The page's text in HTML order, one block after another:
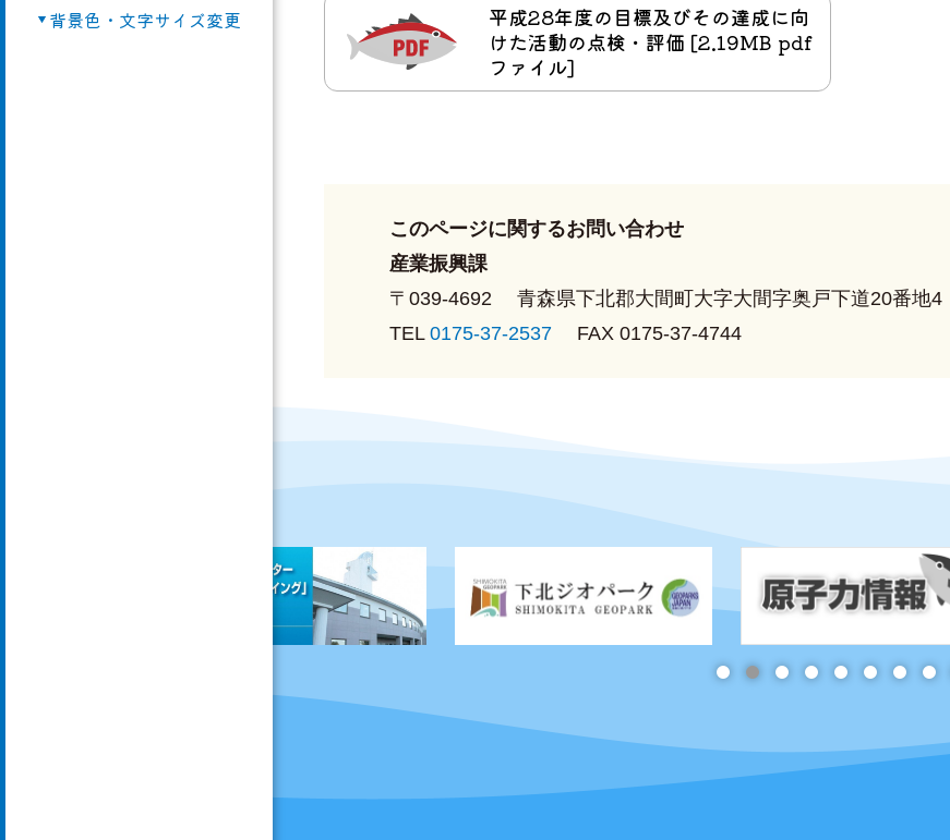
農村婦人の家
漁業活性化センター
大間町健康福祉センター
「スマイリー」
選挙管理委員会
議会組織
再生可能エネルギー
選挙
背景色・文字サイズ変更
平成28年度の目標及びその達成に向
けた活動の点検・評価 [2.19MB pdf
ファイル]
このページに関するお問い合わせ
産業振興課
〒039-4692
青森県下北郡大間町大字大間字奥戸下道20番地4
TEL 0175-37-2537 FAX 0175-37-4744